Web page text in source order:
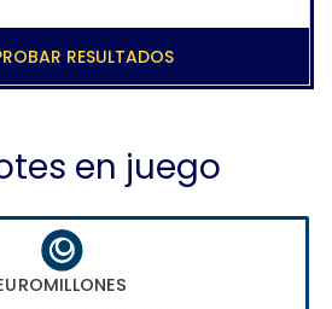
RESULTADOS
en juego